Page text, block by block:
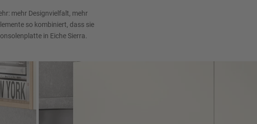
mehr Designvielfalt, mehr
so kombiniert, dass sie
in Eiche Sierra.